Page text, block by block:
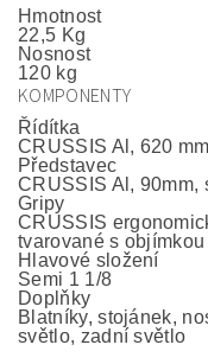
Hmotnost
22,5 Kg
Nosnost
120 kg
KOMPONENTY
Řídítka
CRUSSIS Al, 620 mm
Představec
CRUSSIS Al, 90mm,
Gripy
CRUSSIS
tvarované s objímkou
Hlavové složení
Semi 1 1/8
Doplňky
Blatníky, stojánek,
světlo, zadní světlo